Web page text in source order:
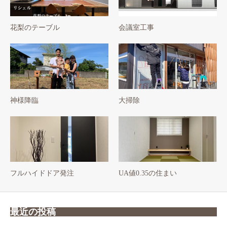
花梨のテーブル 会議室工事
神様降臨 大掃除
フルハイドドア発注 UA値0.35の住まい
最近の投稿